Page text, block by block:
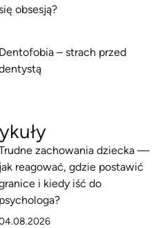
obsesją?
Dentofobia – strach przed
zachowania dziecka —
jak reagować, gdzie postawić
i kiedy iść do
psychologa?